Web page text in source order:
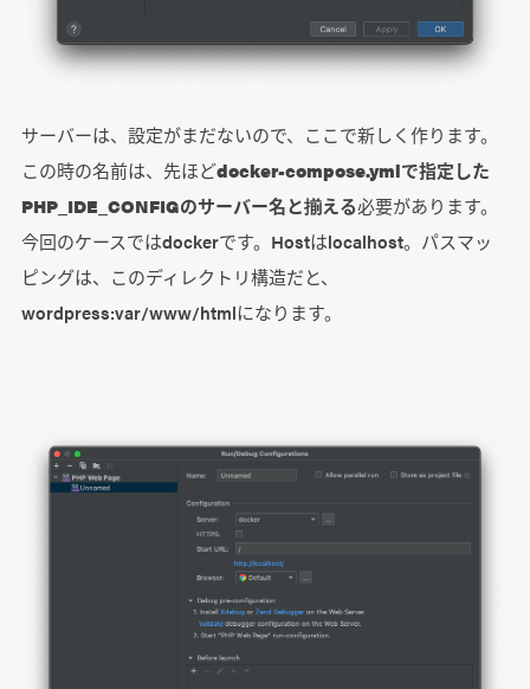
サーバーは、設定がまだないので、ここで新しく作ります。
この時の名前は、先ほどdocker-compose.ymlで指定した
PHP_IDE_CONFIGのサーバー名と揃える必要があります。
今回のケースではdockerです。Hostはlocalhost。パスマッ
ピングは、このディレクトリ構造だと、
wordpress:var/www/htmlになります。